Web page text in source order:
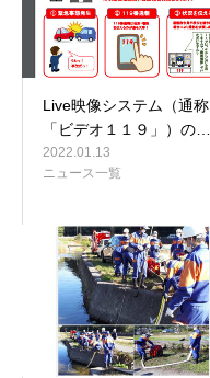
Live映像システム（通称
「ビデオ１１９」）の…
2022.01.13
ニュース一覧